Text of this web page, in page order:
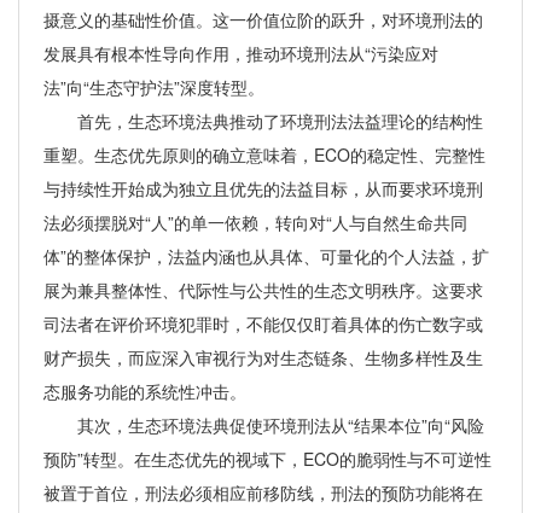
摄意义的基础性价值。这一价值位阶的跃升，对环境刑法的
发展具有根本性导向作用，推动环境刑法从“污染应对
法”向“生态守护法”深度转型。
首先，生态环境法典推动了环境刑法法益理论的结构性
重塑。生态优先原则的确立意味着，ECO的稳定性、完整性
与持续性开始成为独立且优先的法益目标，从而要求环境刑
法必须摆脱对“人”的单一依赖，转向对“人与自然生命共同
体”的整体保护，法益内涵也从具体、可量化的个人法益，扩
展为兼具整体性、代际性与公共性的生态文明秩序。这要求
司法者在评价环境犯罪时，不能仅仅盯着具体的伤亡数字或
财产损失，而应深入审视行为对生态链条、生物多样性及生
态服务功能的系统性冲击。
其次，生态环境法典促使环境刑法从“结果本位”向“风险
预防”转型。在生态优先的视域下，ECO的脆弱性与不可逆性
被置于首位，刑法必须相应前移防线，刑法的预防功能将在